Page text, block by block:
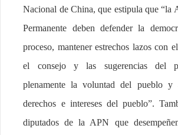
Nacional de China, que estipula que “la
Permanente deben defender la
proceso, mantener estrechos lazos con
el consejo y las sugerencias del
plenamente la voluntad del pueblo y
derechos e intereses del pueblo”.
diputados de la APN que